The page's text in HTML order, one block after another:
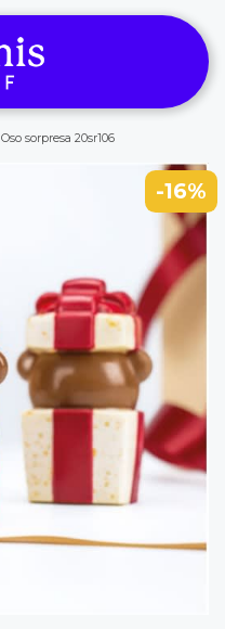
Oso sorpresa 20sr106
-16%